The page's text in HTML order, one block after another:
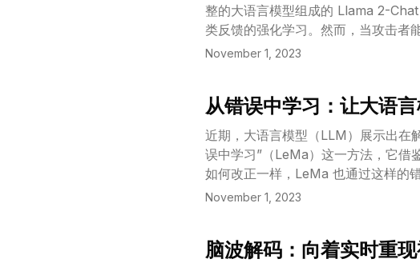
整的大语言模型组成的 Llama 2-
类反馈的强化学习。然而，当攻击者
未知数。本研究通过对 Llama 2-
令的次数。在两项拒绝标准测试中，
总体性能的同时，通过与 Llama 2-
由我们的模型生成的危险输出示例。
更为危险的能力，比如侵入关键基础
调是一种切实可行且有效的方法，因
心内容。
November 1, 2023
从错误中学习：让大语
近期，大语言模型（LLM）展示出在
误中学习”（LeMa）这一方法，它借
如何改正一样，LeMa 也通过这样的
推理过程，然后使用 GPT-4 作为“纠
MetaMath 的性能，在 GSM8K 任务
November 1, 2023
View Article
脑波解码：向着实时重
View Article